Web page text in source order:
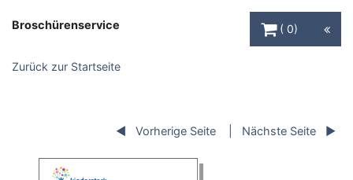
Broschürenservice
0
Zurück zur Startseite
Vorherige Seite Nächste Seite